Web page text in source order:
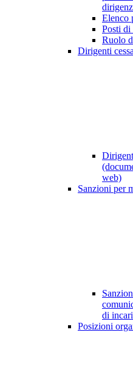
Elenco
Posti
Ruolo
Dirigenti
web)
Sanzioni per
di
Posizioni